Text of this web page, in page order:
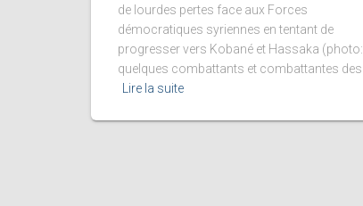
de lourdes pertes face aux Forces
démocratiques syriennes en tentant de
progresser vers Kobané et Hassaka (photo:
quelques combattants et combattantes des
Lire la suite